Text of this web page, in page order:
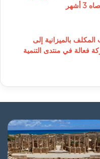
المكلف بالميزانية إلى
فعالة في منتدى التنمية